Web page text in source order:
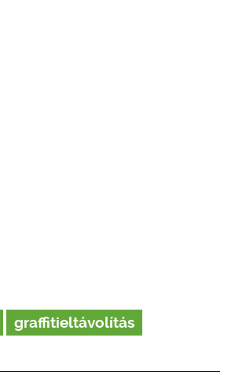
graffitieltávolítás